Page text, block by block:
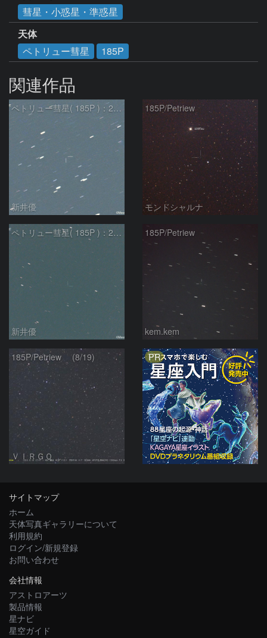
彗星・小惑星・準惑星
天体
ペトリュー彗星
185P
関連作品
ペトリュー彗星( 185P )：2023/10/18 04:34:51
新井優
185P/Petriew
モンドシャルナ
ペトリュー彗星( 185P )：2023/05/17
新井優
185P/Petriew
kem.kem
185P/Petriew (8/19)
ＶＩＲＧＯ
PR
サイトマップ
ホーム
天体写真ギャラリーについて
利用規約
ログイン/新規登録
お問い合わせ
会社情報
アストロアーツ
製品情報
星ナビ
星空ガイド